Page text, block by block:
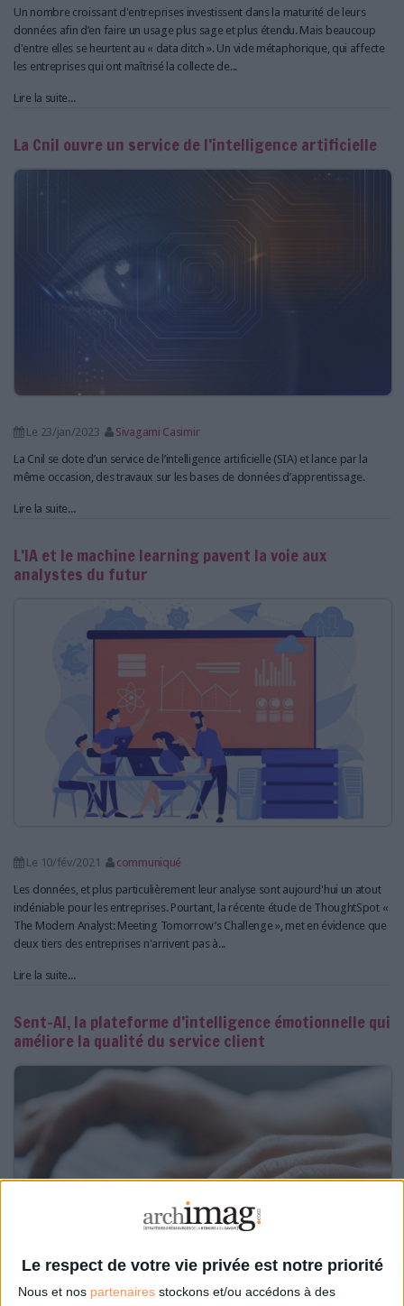
Le respect de votre vie privée est notre priorité
Nous et nos partenaires stockons et/ou accédons à des
Un nombre croissant d'entreprises investissent dans la maturité de leurs
données afin d’en faire un usage plus sage et plus étendu. Mais beaucoup
d'entre elles se heurtent au « data ditch ». Un vide métaphorique, qui affecte
les entreprises qui ont maîtrisé la collecte de...
Lire la suite...
La Cnil ouvre un service de l’intelligence artificielle
Le 23/jan/2023
Sivagami Casimir
La Cnil se dote d’un service de l’intelligence artificielle (SIA) et lance par la
même occasion, des travaux sur les bases de données d’apprentissage.
Lire la suite...
L’IA et le machine learning pavent la voie aux
analystes du futur
Le 10/fév/2021
communiqué
Les données, et plus particulièrement leur analyse sont aujourd'hui un atout
indéniable pour les entreprises. Pourtant, la récente étude de ThoughtSpot «
The Modern Analyst: Meeting Tomorrow’s Challenge », met en évidence que
deux tiers des entreprises n'arrivent pas à...
Lire la suite...
Sent-AI, la plateforme d’intelligence émotionnelle qui
améliore la qualité du service client